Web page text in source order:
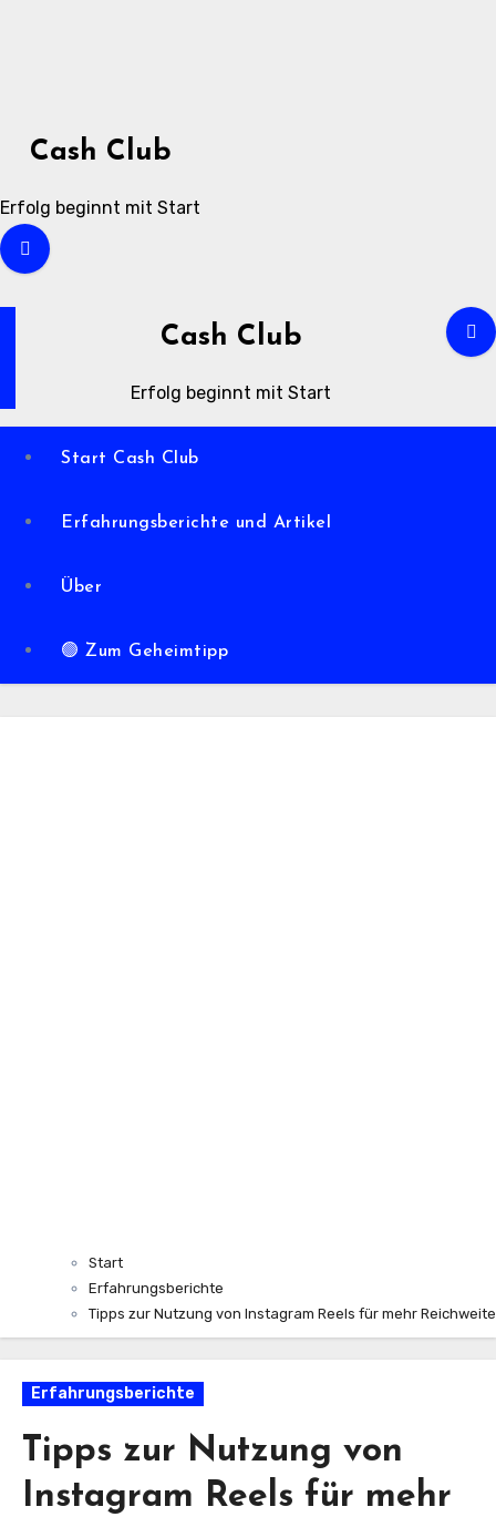
Cash Club
Erfolg beginnt mit Start
Cash Club
Erfolg beginnt mit Start
Start Cash Club
Erfahrungsberichte und Artikel
Über
🟢 Zum Geheimtipp
Start
Erfahrungsberichte
Tipps zur Nutzung von Instagram Reels für mehr Reichweite
Erfahrungsberichte
Tipps zur Nutzung von
Instagram Reels für mehr